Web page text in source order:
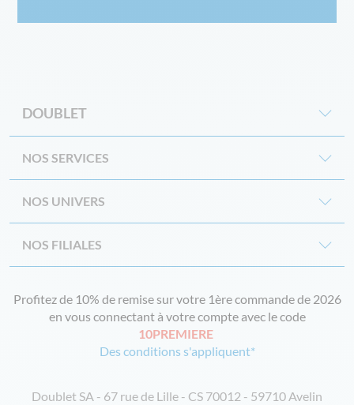
DOUBLET
NOS SERVICES
NOS UNIVERS
NOS FILIALES
Profitez de 10% de remise sur votre 1ère commande de 2026
en vous connectant à votre compte avec le code
10PREMIERE
Des conditions s'appliquent*
Doublet SA - 67 rue de Lille - CS 70012 - 59710 Avelin